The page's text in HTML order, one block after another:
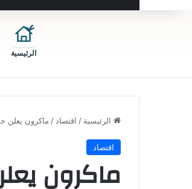
الرئيسية
الرئيسية / اقتصاد / ماكرون يعلن حصيلة تاريخية
اقتصاد